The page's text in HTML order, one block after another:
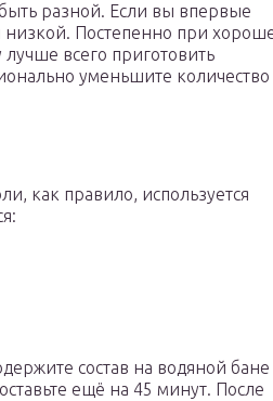
разной. Если вы впервые
низкой. Постепенно при
всего приготовить
уменьшите количество
как правило, используется
состав на водяной бане
ещё на 45 минут. После